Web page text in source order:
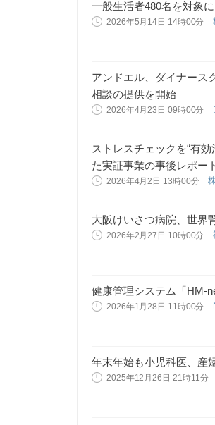
一般生活者480名を対象
2026年5月14日 14時00分
アンドエル、ダイナース
相談の提供を開始
2026年4月23日 09時00分
ストレスチェックを“有
た実証事業の事後レポー
2026年4月2日 13時00分
大阪けいさつ病院、世界
2026年2月27日 10時00分
健康管理システム「HM-
2026年1月28日 11時00分
年末年始も小児科医、産
2025年12月26日 21時11分